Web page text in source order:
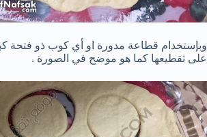
وبإستخدام قطاعة مدورة او أي كوب ذو فتحة
على تقطيعها كما هو موضح في الصورة .